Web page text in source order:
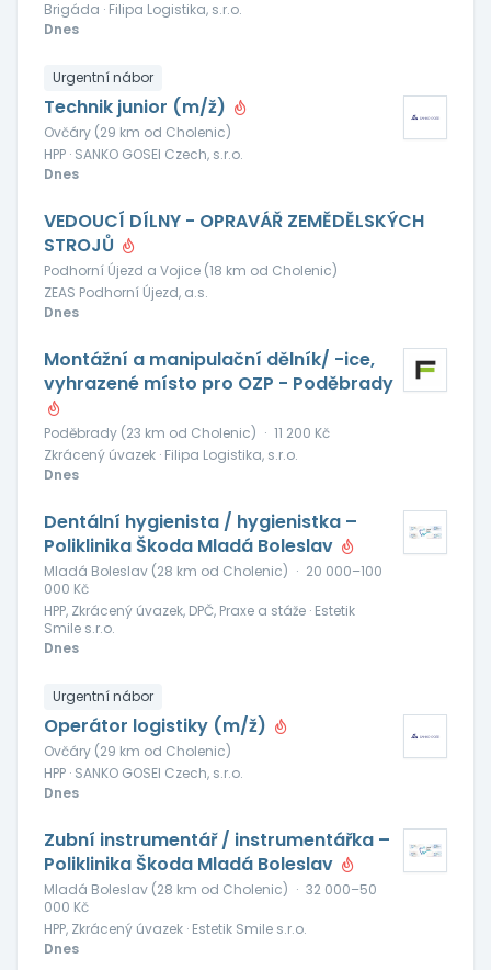
Brigáda · Filipa Logistika, s.r.o.
Dnes
Urgentní nábor
Technik junior (m/ž)
Ovčáry (29 km od Cholenic)
HPP · SANKO GOSEI Czech, s.r.o.
Dnes
VEDOUCÍ DÍLNY - OPRAVÁŘ ZEMĚDĚLSKÝCH
STROJŮ
Podhorní Újezd a Vojice (18 km od Cholenic)
ZEAS Podhorní Újezd, a.s.
Dnes
Montážní a manipulační dělník/ -ice,
vyhrazené místo pro OZP - Poděbrady
Poděbrady (23 km od Cholenic) · 11 200 Kč
Zkrácený úvazek · Filipa Logistika, s.r.o.
Dnes
Dentální hygienista / hygienistka –
Poliklinika Škoda Mladá Boleslav
Mladá Boleslav (28 km od Cholenic) · 20 000–100
000 Kč
HPP, Zkrácený úvazek, DPČ, Praxe a stáže · Estetik
Smile s.r.o.
Dnes
Urgentní nábor
Operátor logistiky (m/ž)
Ovčáry (29 km od Cholenic)
HPP · SANKO GOSEI Czech, s.r.o.
Dnes
Zubní instrumentář / instrumentářka –
Poliklinika Škoda Mladá Boleslav
Mladá Boleslav (28 km od Cholenic) · 32 000–50
000 Kč
HPP, Zkrácený úvazek · Estetik Smile s.r.o.
Dnes